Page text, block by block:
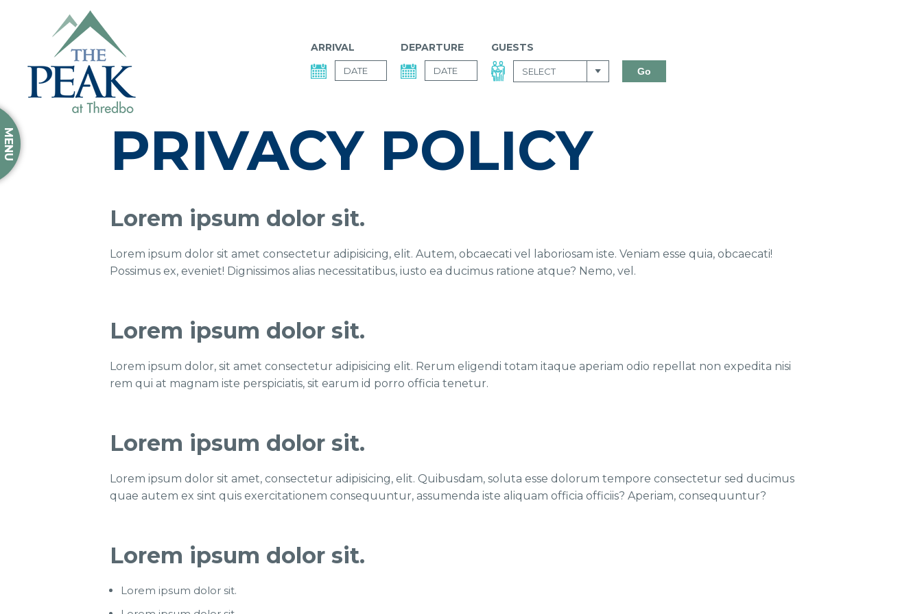
ARRIVAL DEPARTURE GUESTS
SELECT
MENU PRIVACY POLICY
Lorem ipsum dolor sit.
Lorem ipsum dolor sit amet consectetur adipisicing, elit. Autem, obcaecati vel laboriosam iste. Veniam esse quia, obcaecati!
Possimus ex, eveniet! Dignissimos alias necessitatibus, iusto ea ducimus ratione atque? Nemo, vel.
Lorem ipsum dolor sit.
Lorem ipsum dolor, sit amet consectetur adipisicing elit. Rerum eligendi totam itaque aperiam odio repellat non expedita nisi
rem qui at magnam iste perspiciatis, sit earum id porro officia tenetur.
Lorem ipsum dolor sit.
Lorem ipsum dolor sit amet, consectetur adipisicing, elit. Quibusdam, soluta esse dolorum tempore consectetur sed ducimus
quae autem ex sint quis exercitationem consequuntur, assumenda iste aliquam officia officiis? Aperiam, consequuntur?
Lorem ipsum dolor sit.
Lorem ipsum dolor sit.